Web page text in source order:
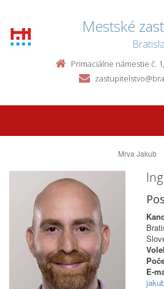
Mestské
Primaciálne námestie č.
Mrva Jakub
E-